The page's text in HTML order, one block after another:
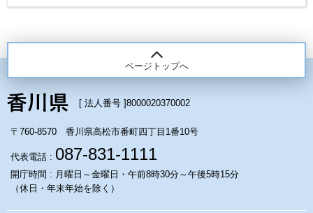
ページトップへ
[ 法人番号 ]8000020370002
〒760-8570 香川県高松市番町四丁目1番10号
代表電話 : 087-831-1111
開庁時間 : 月曜日～金曜日・午前8時30分～午後5時15分
（休日・年末年始を除く）